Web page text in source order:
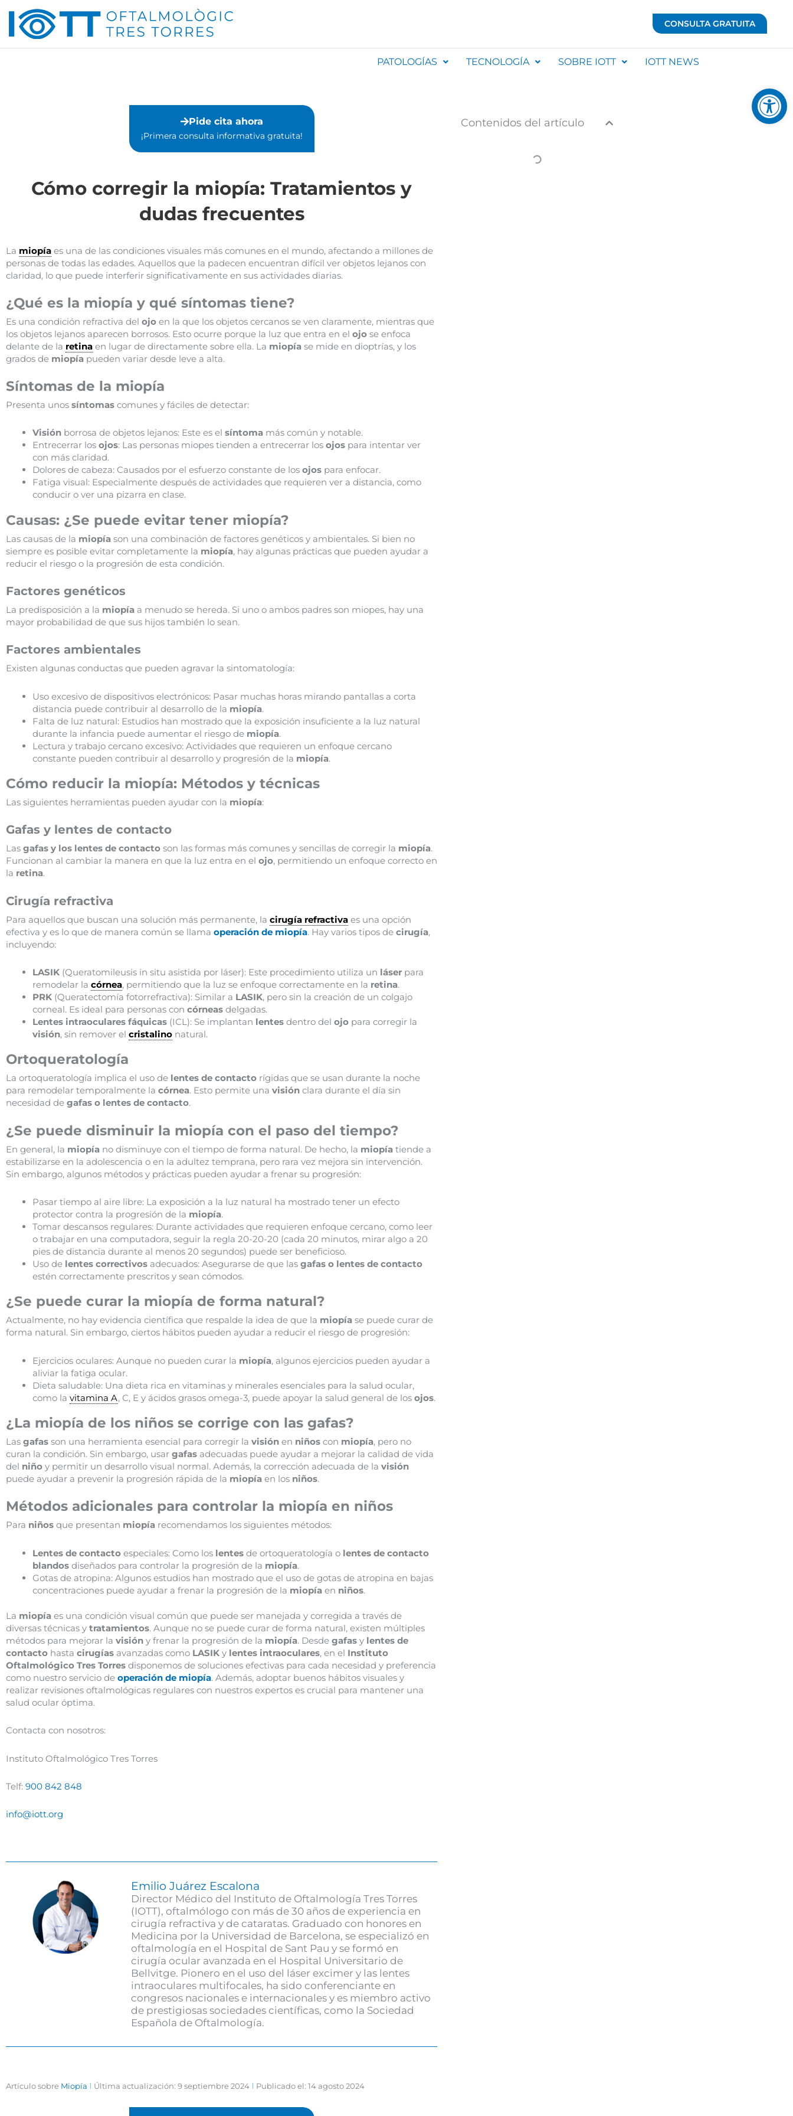
Abrir
contenido
CONSULTA GRATUITA
PATOLOGÍAS TECNOLOGÍA SOBRE IOTT IOTT NEWS
Pide cita ahora
¡Primera consulta informativa gratuita!⁣
Cómo corregir la miopía: Tratamientos y
dudas frecuentes
La miopía es una de las condiciones visuales más comunes en el mundo, afectando a millones de
personas de todas las edades. Aquellos que la padecen encuentran difícil ver objetos lejanos con
claridad, lo que puede interferir significativamente en sus actividades diarias.
¿Qué es la miopía y qué síntomas tiene?
Es una condición refractiva del ojo en la que los objetos cercanos se ven claramente, mientras que
los objetos lejanos aparecen borrosos. Esto ocurre porque la luz que entra en el ojo se enfoca
delante de la retina en lugar de directamente sobre ella. La miopía se mide en dioptrías, y los
grados de miopía pueden variar desde leve a alta.
Síntomas de la miopía
Presenta unos síntomas comunes y fáciles de detectar:
Visión borrosa de objetos lejanos: Este es el síntoma más común y notable.
Entrecerrar los ojos: Las personas miopes tienden a entrecerrar los ojos para intentar ver
con más claridad.
Dolores de cabeza: Causados por el esfuerzo constante de los ojos para enfocar.
Fatiga visual: Especialmente después de actividades que requieren ver a distancia, como
conducir o ver una pizarra en clase.
Causas: ¿Se puede evitar tener miopía?
Las causas de la miopía son una combinación de factores genéticos y ambientales. Si bien no
siempre es posible evitar completamente la miopía, hay algunas prácticas que pueden ayudar a
reducir el riesgo o la progresión de esta condición.
Factores genéticos
La predisposición a la miopía a menudo se hereda. Si uno o ambos padres son miopes, hay una
mayor probabilidad de que sus hijos también lo sean.
Factores ambientales
Existen algunas conductas que pueden agravar la sintomatología:
Uso excesivo de dispositivos electrónicos: Pasar muchas horas mirando pantallas a corta
distancia puede contribuir al desarrollo de la miopía.
Falta de luz natural: Estudios han mostrado que la exposición insuficiente a la luz natural
durante la infancia puede aumentar el riesgo de miopía.
Lectura y trabajo cercano excesivo: Actividades que requieren un enfoque cercano
constante pueden contribuir al desarrollo y progresión de la miopía.
Cómo reducir la miopía: Métodos y técnicas
Las siguientes herramientas pueden ayudar con la miopía:
Gafas y lentes de contacto
Las gafas y los lentes de contacto son las formas más comunes y sencillas de corregir la miopía.
Funcionan al cambiar la manera en que la luz entra en el ojo, permitiendo un enfoque correcto en
la retina.
Cirugía refractiva
Para aquellos que buscan una solución más permanente, la cirugía refractiva es una opción
efectiva y es lo que de manera común se llama operación de miopía. Hay varios tipos de cirugía,
incluyendo:
LASIK (Queratomileusis in situ asistida por láser): Este procedimiento utiliza un láser para
remodelar la córnea, permitiendo que la luz se enfoque correctamente en la retina.
PRK (Queratectomía fotorrefractiva): Similar a LASIK, pero sin la creación de un colgajo
corneal. Es ideal para personas con córneas delgadas.
Lentes intraoculares fáquicas (ICL): Se implantan lentes dentro del ojo para corregir la
visión, sin remover el cristalino natural.
Ortoqueratología
La ortoqueratología implica el uso de lentes de contacto rígidas que se usan durante la noche
para remodelar temporalmente la córnea. Esto permite una visión clara durante el día sin
necesidad de gafas o lentes de contacto.
¿Se puede disminuir la miopía con el paso del tiempo?
En general, la miopía no disminuye con el tiempo de forma natural. De hecho, la miopía tiende a
estabilizarse en la adolescencia o en la adultez temprana, pero rara vez mejora sin intervención.
Sin embargo, algunos métodos y prácticas pueden ayudar a frenar su progresión:
Pasar tiempo al aire libre: La exposición a la luz natural ha mostrado tener un efecto
protector contra la progresión de la miopía.
Tomar descansos regulares: Durante actividades que requieren enfoque cercano, como leer
o trabajar en una computadora, seguir la regla 20-20-20 (cada 20 minutos, mirar algo a 20
pies de distancia durante al menos 20 segundos) puede ser beneficioso.
Uso de lentes correctivos adecuados: Asegurarse de que las gafas o lentes de contacto
estén correctamente prescritos y sean cómodos.
¿Se puede curar la miopía de forma natural?
Actualmente, no hay evidencia científica que respalde la idea de que la miopía se puede curar de
forma natural. Sin embargo, ciertos hábitos pueden ayudar a reducir el riesgo de progresión:
Ejercicios oculares: Aunque no pueden curar la miopía, algunos ejercicios pueden ayudar a
aliviar la fatiga ocular.
Dieta saludable: Una dieta rica en vitaminas y minerales esenciales para la salud ocular,
como la vitamina A, C, E y ácidos grasos omega-3, puede apoyar la salud general de los ojos.
¿La miopía de los niños se corrige con las gafas?
Las gafas son una herramienta esencial para corregir la visión en niños con miopía, pero no
curan la condición. Sin embargo, usar gafas adecuadas puede ayudar a mejorar la calidad de vida
del niño y permitir un desarrollo visual normal. Además, la corrección adecuada de la visión
puede ayudar a prevenir la progresión rápida de la miopía en los niños.
Métodos adicionales para controlar la miopía en niños
Para niños que presentan miopía recomendamos los siguientes métodos:
Lentes de contacto especiales: Como los lentes de ortoqueratología o lentes de contacto
blandos diseñados para controlar la progresión de la miopía.
Gotas de atropina: Algunos estudios han mostrado que el uso de gotas de atropina en bajas
concentraciones puede ayudar a frenar la progresión de la miopía en niños.
La miopía es una condición visual común que puede ser manejada y corregida a través de
diversas técnicas y tratamientos. Aunque no se puede curar de forma natural, existen múltiples
métodos para mejorar la visión y frenar la progresión de la miopía. Desde gafas y lentes de
contacto hasta cirugías avanzadas como LASIK y lentes intraoculares, en el Instituto
Oftalmológico Tres Torres disponemos de soluciones efectivas para cada necesidad y preferencia
como nuestro servicio de operación de miopía. Además, adoptar buenos hábitos visuales y
realizar revisiones oftalmológicas regulares con nuestros expertos es crucial para mantener una
salud ocular óptima.
Contacta con nosotros:
Instituto Oftalmológico Tres Torres
Telf: 900 842 848
info@iott.org
Emilio Juárez Escalona
Director Médico del Instituto de Oftalmología Tres Torres
(IOTT), oftalmólogo con más de 30 años de experiencia en
cirugía refractiva y de cataratas. Graduado con honores en
Medicina por la Universidad de Barcelona, se especializó en
oftalmología en el Hospital de Sant Pau y se formó en
cirugía ocular avanzada en el Hospital Universitario de
Bellvitge. Pionero en el uso del láser excimer y las lentes
intraoculares multifocales, ha sido conferenciante en
congresos nacionales e internacionales y es miembro activo
de prestigiosas sociedades científicas, como la Sociedad
Española de Oftalmología.
Artículo sobre Miopía Última actualización: 9 septiembre 2024 Publicado el: 14 agosto 2024
Contenidos del artículo